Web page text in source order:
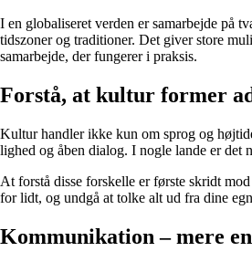
I en globaliseret verden er samarbejde på
tidszoner og traditioner. Det giver store
samarbejde, der fungerer i praksis.
Forstå, at kultur former
Kultur handler ikke kun om sprog og
lighed og åben dialog. I nogle lande er det
At forstå disse forskelle er første skridt
for lidt, og undgå at tolke alt ud fra dine
Kommunikation – mere